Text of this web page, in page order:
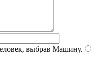
выбрав Машину.